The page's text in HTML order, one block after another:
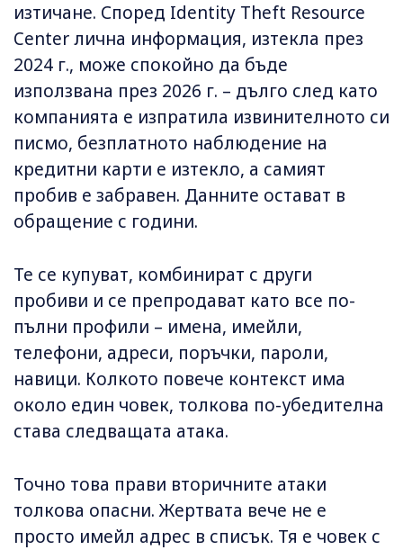
изтичане. Според Identity Theft Resource
Center лична информация, изтекла през
2024 г., може спокойно да бъде
използвана през 2026 г. – дълго след като
компанията е изпратила извинителното си
писмо, безплатното наблюдение на
кредитни карти е изтекло, а самият
пробив е забравен. Данните остават в
обращение с години.
Те се купуват, комбинират с други
пробиви и се препродават като все по-
пълни профили – имена, имейли,
телефони, адреси, поръчки, пароли,
навици. Колкото повече контекст има
около един човек, толкова по-убедителна
става следващата атака.
Точно това прави вторичните атаки
толкова опасни. Жертвата вече не е
просто имейл адрес в списък. Тя е човек с